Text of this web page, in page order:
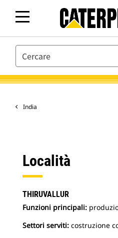
SEARCH
India
Località
THIRUVALLUR
Funzioni principali:
Settori serviti: costruzione